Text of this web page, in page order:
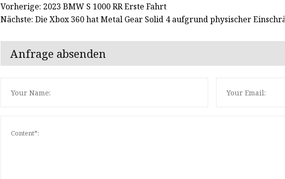
Vorherige: 2023 BMW S 1000 RR Erste Fahrt
Nächste: Die Xbox 360 hat Metal Gear Solid 4 aufgrund physischer
Anfrage absenden